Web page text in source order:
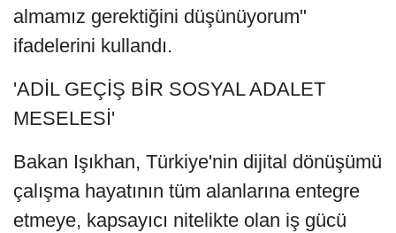
almamız gerektiğini düşünüyorum"
ifadelerini kullandı.
'ADİL GEÇİŞ BİR SOSYAL ADALET
MESELESİ'
Bakan Işıkhan, Türkiye'nin dijital dönüşümü
çalışma hayatının tüm alanlarına entegre
etmeye, kapsayıcı nitelikte olan iş gücü